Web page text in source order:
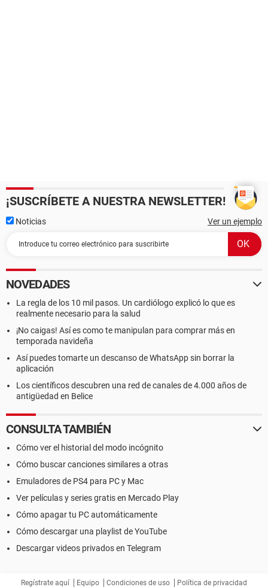
¡SUSCRÍBETE A NUESTRA NEWSLETTER!
Noticias Ver un ejemplo
NOVEDADES
La regla de los 10 mil pasos. Un cardiólogo explicó lo que es
realmente necesario para la salud
¡No caigas! Así es como te manipulan para comprar más en
temporada navideña
Así puedes tomarte un descanso de WhatsApp sin borrar la
aplicación
Los científicos descubren una red de canales de 4.000 años de
antigüedad en Belice
CONSULTA TAMBIÉN
Cómo ver el historial del modo incógnito
Cómo buscar canciones similares a otras
Emuladores de PS4 para PC y Mac
Ver películas y series gratis en Mercado Play
Cómo apagar tu PC automáticamente
Cómo descargar una playlist de YouTube
Descargar videos privados en Telegram
Regístrate aquí Equipo Condiciones de uso Política de privacidad